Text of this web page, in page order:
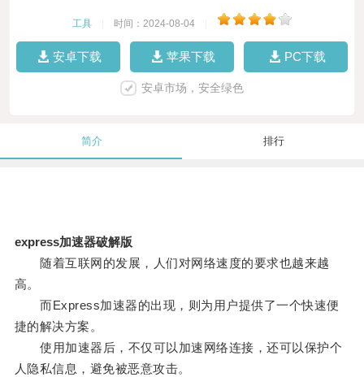
工具 时间：2024-08-04
安卓下载 苹果下载 PC下载
安卓市场，安全绿色
简介 排行
express加速器破解版
随着互联网的发展，人们对网络速度的要求也越来越
高。
而Express加速器的出现，则为用户提供了一个快速便
捷的解决方案。
使用加速器后，不仅可以加速网络连接，还可以保护个
人隐私信息，避免被恶意攻击。